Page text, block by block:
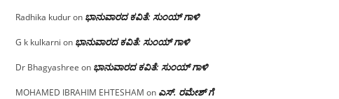
Radhika kuduron ಭಾನುವಾರದ ಕವಿತೆ: ಸುಂಯ್ ಗಾಳಿ
G k kulkarni on ಭಾನುವಾರದ ಕವಿತೆ: ಸುಂಯ್ ಗಾಳಿ
Dr Bhagyashree on ಭಾನುವಾರದ ಕವಿತೆ: ಸುಂಯ್ ಗಾಳಿ
MOHAMED IBRAHIM EHTESHAM on ಎಸ್. ರಮೇಶ್ ಗೆ